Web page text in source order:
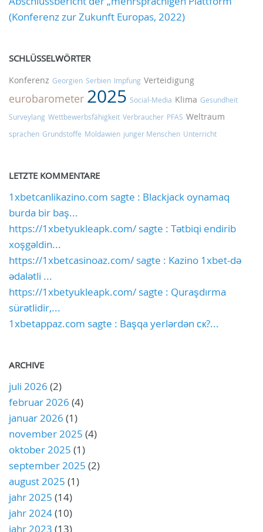
(Konferenz zur Zukunft Europas, 2022)
SCHLÜSSELWÖRTER
Konferenz Georgien Serbien Impfung Verteidigung
eurobarometer 2025 Social-Media Klima Gesundheit
Surveylang Wettbewerbsfähigkeit Verbraucher PFAS Weltraum
sprachen Grundstoffe Moldawien junger Menschen Unterricht
LETZTE KOMMENTARE
1xbetcanlikazino.com sagte : Blackjack oynamaq
burda bir baş...
https://1xbetyukleapk.com/ sagte : Tətbiqi endirib
xoşgəldin...
https://1xbetcasinoaz.com/ sagte : Kazino 1xbet-də
ədalətli ...
https://1xbetyukleapk.com/ sagte : Quraşdırma
sürətlidir,...
1xbetappaz.com sagte : Başqa yerlərdən ск?...
ARCHIVE
juli 2026 (2)
februar 2026 (4)
januar 2026 (1)
november 2025 (4)
oktober 2025 (1)
september 2025 (2)
august 2025 (1)
jahr 2025 (14)
jahr 2024(10)
jahr 2023 (13)